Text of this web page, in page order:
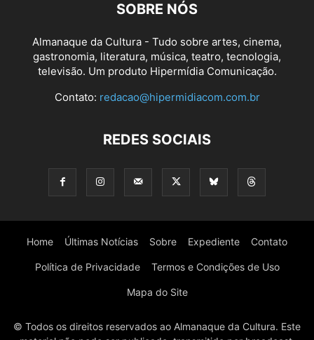
SOBRE NÓS
Almanaque da Cultura - Tudo sobre artes, cinema,
gastronomia, literatura, música, teatro, tecnologia,
televisão. Um produto Hipermídia Comunicação.
Contato: redacao@hipermidiacom.com.br
REDES SOCIAIS
Home Últimas Notícias Sobre Expediente Contato
Política de Privacidade Termos e Condições de Uso
Mapa do Site
© Todos os direitos reservados ao Almanaque da Cultura. Este